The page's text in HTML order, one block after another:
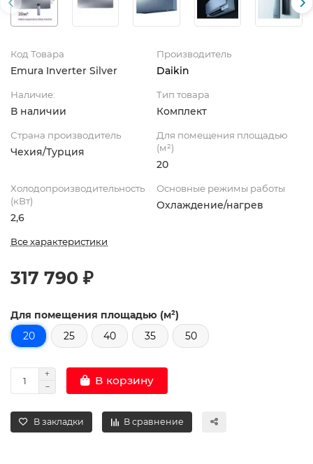
Код Товара
Emura Inverter Silver
Производитель
Daikin
Наличие:
В наличии
Тип товара
Комплект
Страна производитель
Чехия/Турция
Для помещения площадью
(м²)
20
Холодопроизводительность
(кВт)
2,6
Основные режимы работы
Охлаждение/нагрев
Все характеристики
317 790 ₽
Для помещения площадью (м²)
20
25 40 35 50
В корзину
В закладки В сравнение